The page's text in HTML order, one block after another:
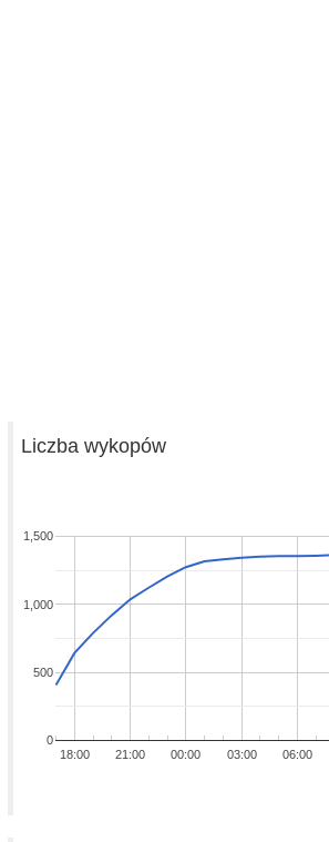
Liczba wykopów
18:00 21:00 00:00 03:00 06:00
0
500
1,000
1,500